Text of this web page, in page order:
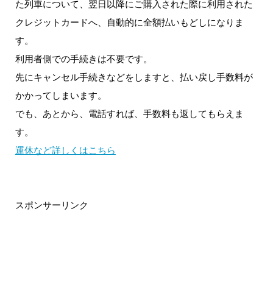
た列車について、翌日以降にご購入された際に利用された
クレジットカードへ、自動的に全額払いもどしになりま
す。
利用者側での手続きは不要です。
先にキャンセル手続きなどをしますと、払い戻し手数料が
かかってしまいます。
でも、あとから、電話すれば、手数料も返してもらえま
す。
運休など詳しくはこちら
スポンサーリンク